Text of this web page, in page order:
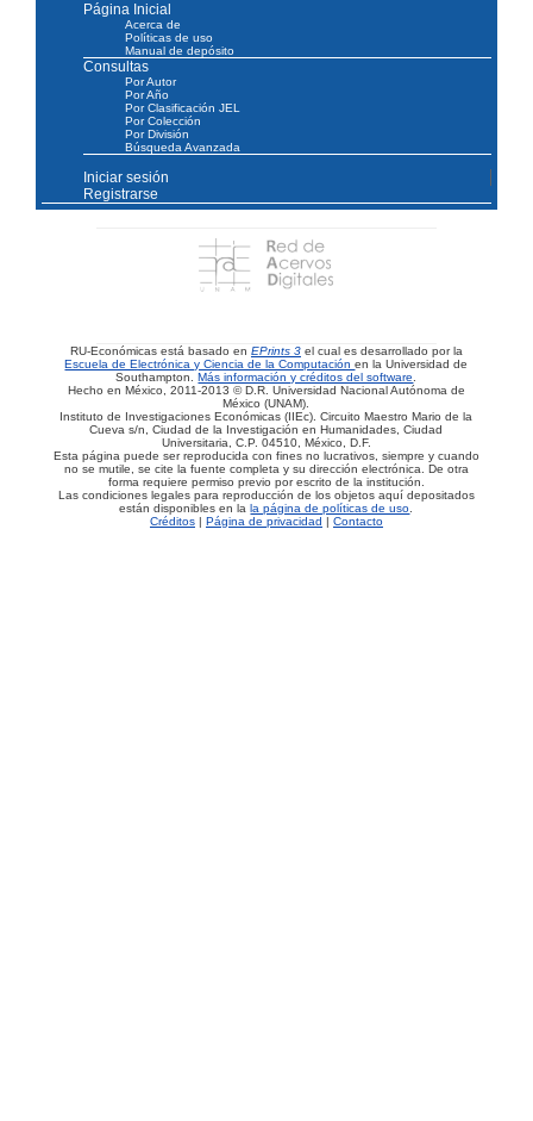
Página Inicial
Acerca de
Políticas de uso
Manual de depósito
Consultas
Por Autor
Por Año
Por Clasificación JEL
Por Colección
Por División
Búsqueda Avanzada
Iniciar sesión
Registrarse
RU-Económicas está basado en EPrints 3 el cual es desarrollado por la
Escuela de Electrónica y Ciencia de la Computaciónen la Universidad de
Southampton.Más información y créditos del software.
Hecho en México, 2011-2013 © D.R. Universidad Nacional Autónoma de
México (UNAM).
Instituto de Investigaciones Económicas (IIEc). Circuito Maestro Mario de la
Cueva s/n, Ciudad de la Investigación en Humanidades, Ciudad
Universitaria, C.P. 04510, México, D.F.
Esta página puede ser reproducida con fines no lucrativos, siempre y cuando
no se mutile, se cite la fuente completa y su dirección electrónica. De otra
forma requiere permiso previo por escrito de la institución.
Las condiciones legales para reproducción de los objetos aquí depositados
están disponibles en lala página de políticas de uso.
Créditos| Página de privacidad | Contacto